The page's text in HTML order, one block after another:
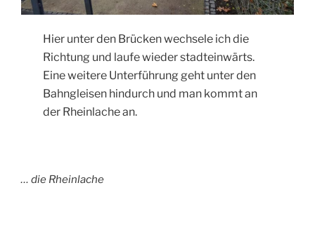
Hier unter den Brücken wechsele ich die
Richtung und laufe wieder stadteinwärts.
Eine weitere Unterführung geht unter den
Bahngleisen hindurch und man kommt an
der Rheinlache an.
… die Rheinlache